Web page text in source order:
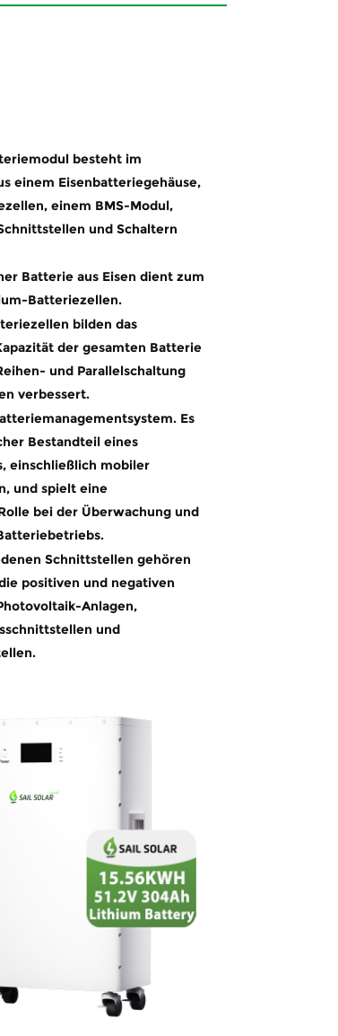
besteht im
einem Eisenbatteriegehäuse,
einem BMS-Modul,
und Schaltern
Batterie aus Eisen dient zum
Batteriezellen.
bilden das
der gesamten Batterie
und Parallelschaltung
verbessert.
Es
Bestandteil eines
einschließlich mobiler
und spielt eine
bei der Überwachung und
Schnittstellen gehören
positiven und negativen
Anlagen,
und